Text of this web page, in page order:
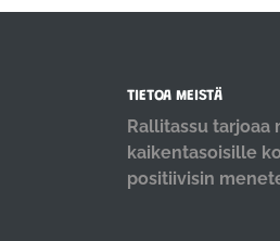
TIETOA MEISTÄ
Rallitassu tarjoaa
kaikentasoisille
positiivisin